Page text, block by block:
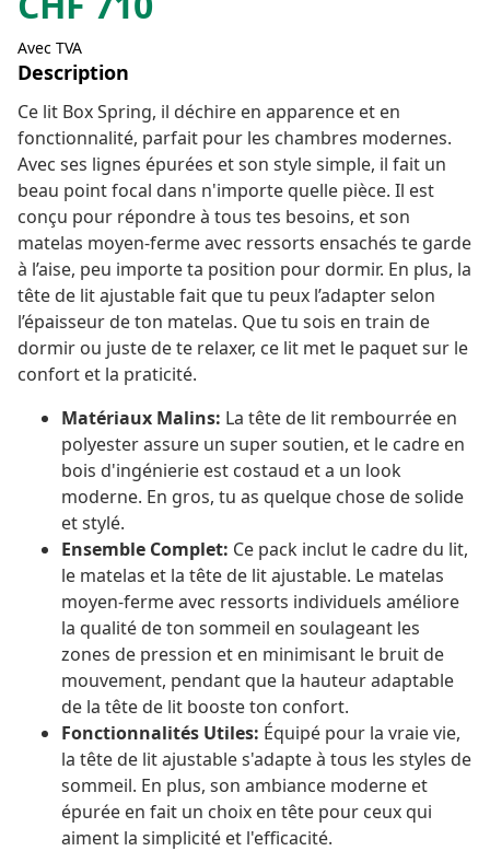
Avec TVA
Description
Ce lit Box Spring, il déchire en apparence et en
fonctionnalité, parfait pour les chambres modernes.
Avec ses lignes épurées et son style simple, il fait un
beau point focal dans n'importe quelle pièce. Il est
conçu pour répondre à tous tes besoins, et son
matelas moyen-ferme avec ressorts ensachés te garde
à l’aise, peu importe ta position pour dormir. En plus, la
tête de lit ajustable fait que tu peux l’adapter selon
l’épaisseur de ton matelas. Que tu sois en train de
dormir ou juste de te relaxer, ce lit met le paquet sur le
confort et la praticité.
Matériaux Malins: La tête de lit rembourrée en
polyester assure un super soutien, et le cadre en
bois d'ingénierie est costaud et a un look
moderne. En gros, tu as quelque chose de solide
et stylé.
Ensemble Complet: Ce pack inclut le cadre du lit,
le matelas et la tête de lit ajustable. Le matelas
moyen-ferme avec ressorts individuels améliore
la qualité de ton sommeil en soulageant les
zones de pression et en minimisant le bruit de
mouvement, pendant que la hauteur adaptable
de la tête de lit booste ton confort.
Fonctionnalités Utiles: Équipé pour la vraie vie,
la tête de lit ajustable s'adapte à tous les styles de
sommeil. En plus, son ambiance moderne et
épurée en fait un choix en tête pour ceux qui
aiment la simplicité et l'efficacité.